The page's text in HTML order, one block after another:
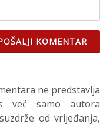
KOMENTAR
ne predstavlja
već samo autora
od vrijeđanja,